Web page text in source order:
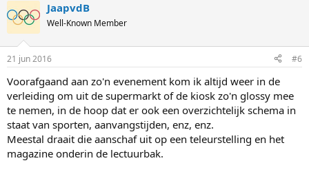
JaapvdB
Well-Known Member
21 jun 2016 #6
Voorafgaand aan zo'n evenement kom ik altijd weer in de
verleiding om uit de supermarkt of de kiosk zo'n glossy mee
te nemen, in de hoop dat er ook een overzichtelijk schema in
staat van sporten, aanvangstijden, enz, enz.
Meestal draait die aanschaf uit op een teleurstelling en het
magazine onderin de lectuurbak.